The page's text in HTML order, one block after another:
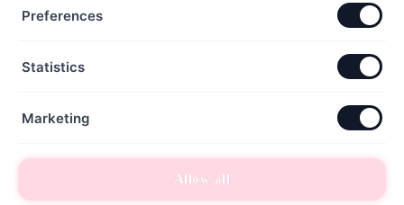
Szállítási és fizetési információk
Preferences
Statistics
Marketing
Allow all